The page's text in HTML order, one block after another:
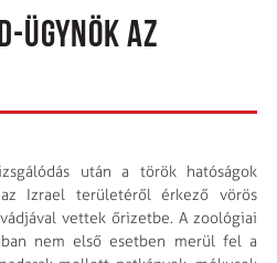
ÜGYNÖK AZ
után a török hatóságok
Izrael területéről érkező vörös
vettek őrizetbe. A zoológiai
nem első esetben merül fel a